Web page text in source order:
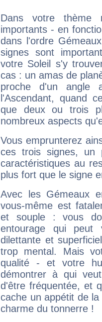
Dans votre thème
importants - en
dans l'ordre
signes sont
votre Soleil s'y
cas : un amas de
proche d'un
l'Ascendant, quand
que deux ou trois
nombreux aspects
Vous emprunterez
ces trois signes, un
caractéristiques au
plus fort que le signe
Avec les Gémeaux
vous-même est
et souple : vous
entourage qui
dilettante et
trop mental. Mais
qualité - et votre
démontrer à qui
d'être fréquentée, et
cache un appétit de
charme du tonnerre !